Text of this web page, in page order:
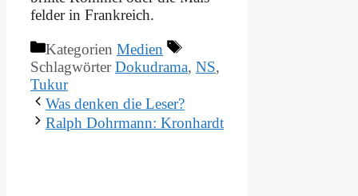
fel­der in Frank­reich.
Kategorien Medien
SchlagwörterDokudrama, NS,
Tukur
Was den­ken die Le­ser?
Ralph Dohr­mann: Kron­hardt